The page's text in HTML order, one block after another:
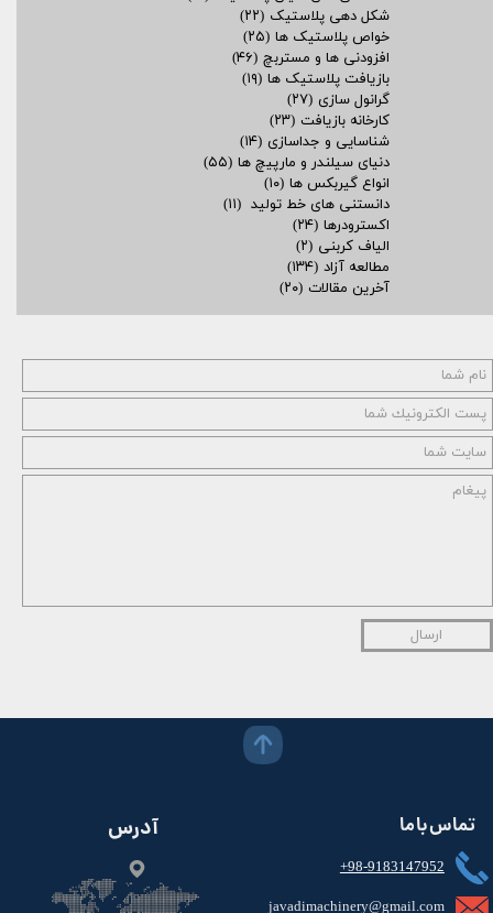
ارسال
شکل دهی پلاستیک (۲۲)
خواص پلاستیک ها (۲۵)
افزودنی ها و مستربچ (۴۶)
بازیافت پلاستیک ها (۱۹)
گرانول سازی (۲۷)
کارخانه بازیافت (۲۳)
شناسایی و جداسازی (۱۴)
دنیای سیلندر و مارپیچ ها (۵۵)
انواع گیربکس ها (۱۰)
دانستنی های خط تولید (۱۱)
اکسترودرها (۲۴)
الیاف کربنی (۲)
مطالعه آزاد (۱۳۴)
آخرین مقالات (۲۰)
+98-9183147952
آدرس تماس با ما
javadimachinery@gmail.com​​​​​​​​